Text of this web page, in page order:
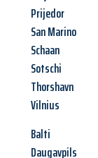
Prijedor
San Marino
Schaan
Sotschi
Thorshavn
Vilnius
Balti
Daugavpils